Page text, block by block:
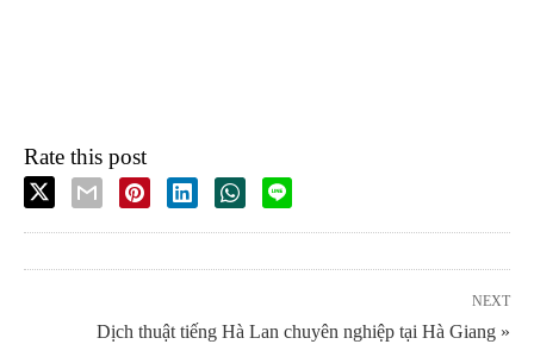
Rate this post
NEXT
Dịch thuật tiếng Hà Lan chuyên nghiệp tại Hà Giang »